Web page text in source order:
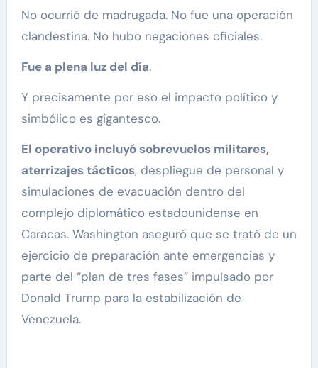
No ocurrió de madrugada. No fue una operación
clandestina. No hubo negaciones oficiales.
Fue a plena luz del día.
Y precisamente por eso el impacto político y
simbólico es gigantesco.
El operativo incluyó sobrevuelos militares,
aterrizajes tácticos, despliegue de personal y
simulaciones de evacuación dentro del
complejo diplomático estadounidense en
Caracas. Washington aseguró que se trató de un
ejercicio de preparación ante emergencias y
parte del “plan de tres fases” impulsado por
Donald Trump para la estabilización de
Venezuela.